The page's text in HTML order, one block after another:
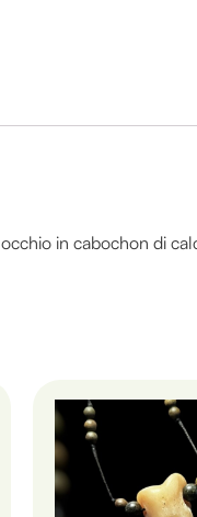
in cabochon di